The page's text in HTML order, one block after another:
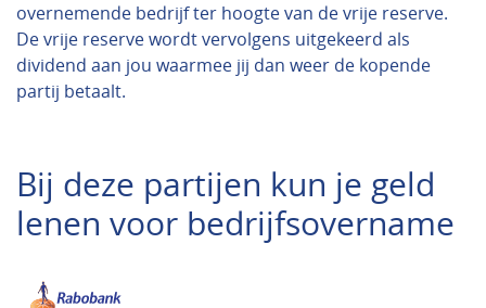
overnemende bedrijf ter hoogte van de vrije reserve.
De vrije reserve wordt vervolgens uitgekeerd als
dividend aan jou waarmee jij dan weer de kopende
partij betaalt.
Bij deze partijen kun je geld
lenen voor bedrijfsovername